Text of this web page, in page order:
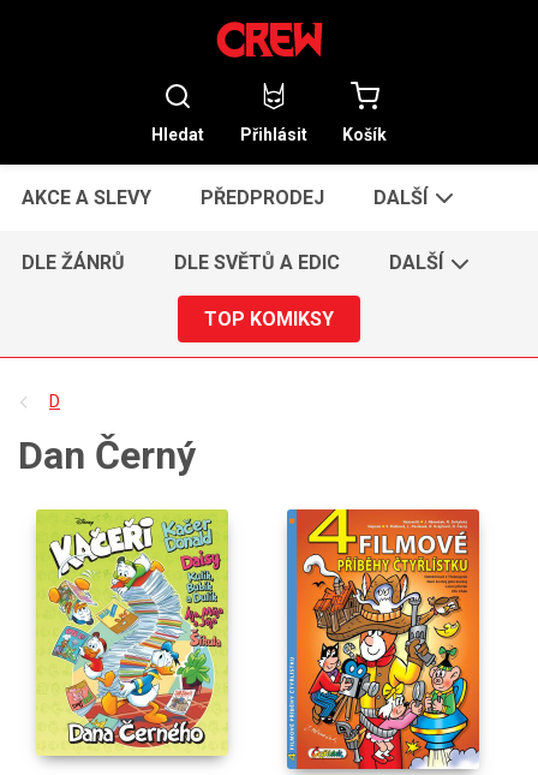
Hledat Přihlásit Košík
AKCE A SLEVY PŘEDPRODEJ DALŠÍ
DLE ŽÁNRŮ DLE SVĚTŮ A EDIC DALŠÍ
TOP KOMIKSY
D
Dan Černý